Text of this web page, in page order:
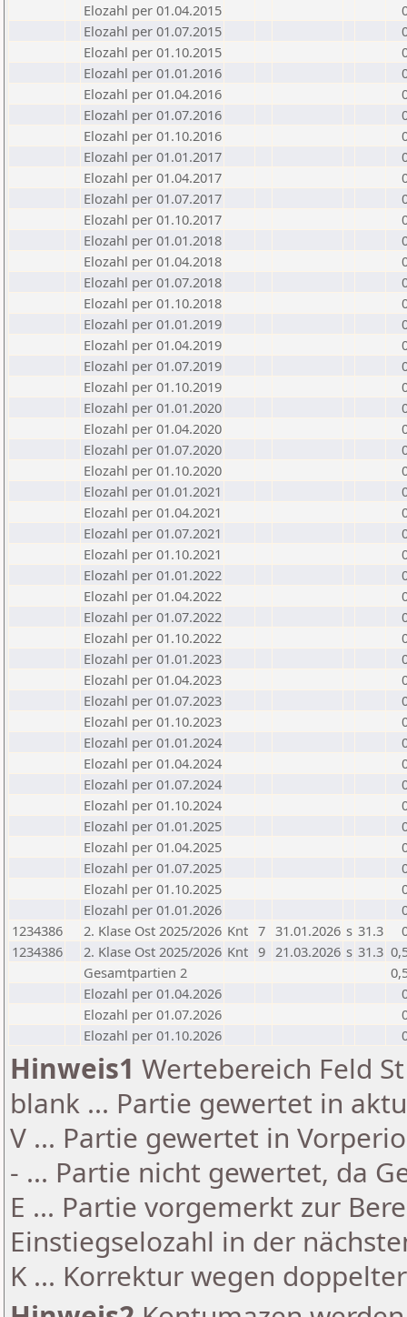
Elozahl per 01.04.2015
Elozahl per 01.07.2015
Elozahl per 01.10.2015
Elozahl per 01.01.2016
Elozahl per 01.04.2016
Elozahl per 01.07.2016
Elozahl per 01.10.2016
Elozahl per 01.01.2017
Elozahl per 01.04.2017
Elozahl per 01.07.2017
Elozahl per 01.10.2017
Elozahl per 01.01.2018
Elozahl per 01.04.2018
Elozahl per 01.07.2018
Elozahl per 01.10.2018
Elozahl per 01.01.2019
Elozahl per 01.04.2019
Elozahl per 01.07.2019
Elozahl per 01.10.2019
Elozahl per 01.01.2020
Elozahl per 01.04.2020
Elozahl per 01.07.2020
Elozahl per 01.10.2020
Elozahl per 01.01.2021
Elozahl per 01.04.2021
Elozahl per 01.07.2021
Elozahl per 01.10.2021
Elozahl per 01.01.2022
Elozahl per 01.04.2022
Elozahl per 01.07.2022
Elozahl per 01.10.2022
Elozahl per 01.01.2023
Elozahl per 01.04.2023
Elozahl per 01.07.2023
Elozahl per 01.10.2023
Elozahl per 01.01.2024
Elozahl per 01.04.2024
Elozahl per 01.07.2024
Elozahl per 01.10.2024
Elozahl per 01.01.2025
Elozahl per 01.04.2025
Elozahl per 01.07.2025
Elozahl per 01.10.2025
Elozahl per 01.01.2026
1234386
2. Klase Ost 2025/2026 Knt 7 31.01.2026 s 31.3
1234386
2. Klase Ost 2025/2026 Knt 9 21.03.2026 s 31.3
Gesamtpartien 2
Elozahl per 01.04.2026
Elozahl per 01.07.2026
Elozahl per 01.10.2026
Hinweis1 Wertebereich Feld
blank ... Partie gewertet in
V ... Partie gewertet in
- ... Partie nicht gewertet, da
E ... Partie vorgemerkt zur
Einstiegselozahl in der
K ... Korrektur wegen